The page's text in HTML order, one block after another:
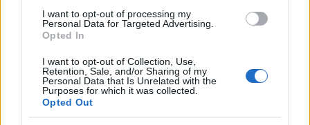
I want to opt-out of processing my
Personal Data for Targeted Advertising.
Opted In
I want to opt-out of Collection, Use,
Retention, Sale, and/or Sharing of my
Personal Data that Is Unrelated with the
Purposes for which it was collected.
Opted Out
Sigue leyendo